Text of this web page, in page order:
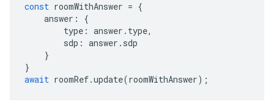
const roomWithAnswer = {
answer :
{
type : answer . type,
sdp : answer . sdp
}
}
await roomRef.update(roomWithAnswer);